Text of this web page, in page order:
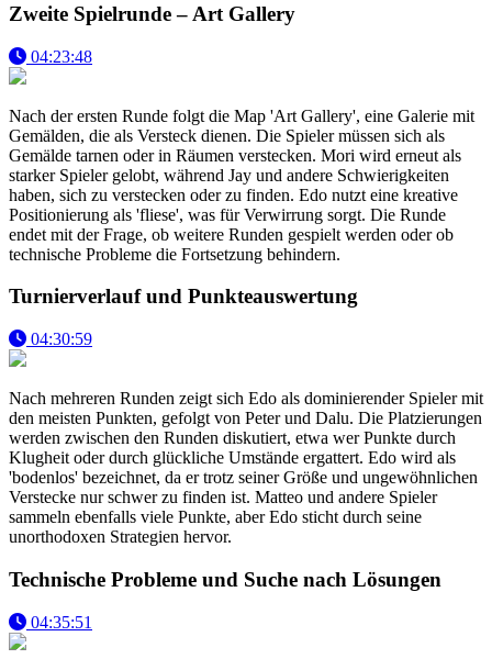
Zweite Spielrunde – Art Gallery
04:23:48
Nach der ersten Runde folgt die Map 'Art Gallery', eine Galerie mit
Gemälden, die als Versteck dienen. Die Spieler müssen sich als
Gemälde tarnen oder in Räumen verstecken. Mori wird erneut als
starker Spieler gelobt, während Jay und andere Schwierigkeiten
haben, sich zu verstecken oder zu finden. Edo nutzt eine kreative
Positionierung als 'fliese', was für Verwirrung sorgt. Die Runde
endet mit der Frage, ob weitere Runden gespielt werden oder ob
technische Probleme die Fortsetzung behindern.
Turnierverlauf und Punkteauswertung
04:30:59
Nach mehreren Runden zeigt sich Edo als dominierender Spieler mit
den meisten Punkten, gefolgt von Peter und Dalu. Die Platzierungen
werden zwischen den Runden diskutiert, etwa wer Punkte durch
Klugheit oder durch glückliche Umstände ergattert. Edo wird als
'bodenlos' bezeichnet, da er trotz seiner Größe und ungewöhnlichen
Verstecke nur schwer zu finden ist. Matteo und andere Spieler
sammeln ebenfalls viele Punkte, aber Edo sticht durch seine
unorthodoxen Strategien hervor.
Technische Probleme und Suche nach Lösungen
04:35:51